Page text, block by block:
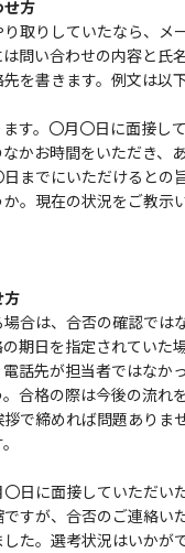
せ方
取りしていたなら、メ
問い合わせの内容と氏
を書きます。例文は以
す。〇月〇日に面接し
かお時間をいただき、
までにいただけるとの
。現在の状況をご教示
方
合は、合否の確認では
期日を指定されていた
話先が担当者ではなか
合格の際は今後の流れ
で締めれば問題ありま
日に面接していただい
すが、合否のご連絡い
た。選考状況はいかが